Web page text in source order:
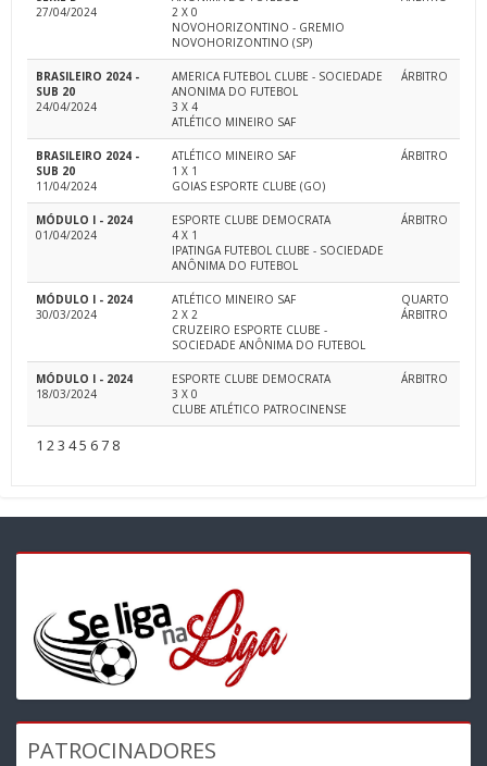
27/04/2024
2 X 0
NOVOHORIZONTINO - GREMIO
NOVOHORIZONTINO (SP)
BRASILEIRO 2024 -
SUB 20
24/04/2024
AMERICA FUTEBOL CLUBE - SOCIEDADE
ANONIMA DO FUTEBOL
3 X 4
ATLÉTICO MINEIRO SAF
ÁRBITRO
BRASILEIRO 2024 -
SUB 20
11/04/2024
ATLÉTICO MINEIRO SAF
1 X 1
GOIAS ESPORTE CLUBE (GO)
ÁRBITRO
MÓDULO I - 2024
01/04/2024
ESPORTE CLUBE DEMOCRATA
4 X 1
IPATINGA FUTEBOL CLUBE - SOCIEDADE
ANÔNIMA DO FUTEBOL
ÁRBITRO
MÓDULO I - 2024
30/03/2024
ATLÉTICO MINEIRO SAF
2 X 2
CRUZEIRO ESPORTE CLUBE -
SOCIEDADE ANÔNIMA DO FUTEBOL
QUARTO
ÁRBITRO
MÓDULO I - 2024
18/03/2024
ESPORTE CLUBE DEMOCRATA
3 X 0
CLUBE ATLÉTICO PATROCINENSE
ÁRBITRO
1 23 45 67 8
PATROCINADORES